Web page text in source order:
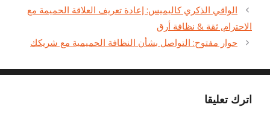
الواقي الذكري كاليميس: إعادة تعريف العلاقة الحميمة مع
الاحترام, ثقة & نظافة أرق
حوار مفتوح: التواصل بشأن النظافة الحميمية مع شريكك
اترك تعليقا